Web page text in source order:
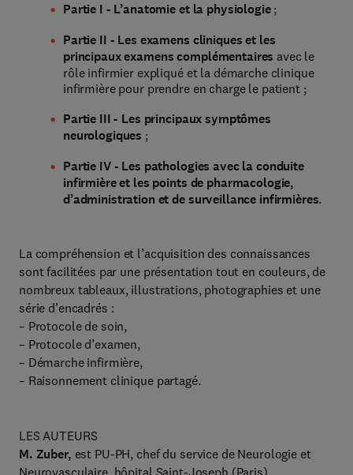
Partie I - L’anatomie et la physiologie ;
Partie II - Les examens cliniques et les
principaux examens complémentaires avec le
rôle infirmier expliqué et la démarche clinique
infirmière pour prendre en charge le patient ;
Partie III - Les principaux symptômes
neurologiques ;
Partie IV - Les pathologies avec la conduite
infirmière et les points de pharmacologie,
d’administration et de surveillance infirmières.
La compréhension et l’acquisition des connaissances
sont facilitées par une présentation tout en couleurs, de
nombreux tableaux, illustrations, photographies et une
série d’encadrés :
– Protocole de soin,
– Protocole d’examen,
– Démarche infirmière,
– Raisonnement clinique partagé.
LES AUTEURS
M. Zuber, est PU-PH, chef du service de Neurologie et
Neurovasculaire, hôpital Saint-Joseph (Paris)